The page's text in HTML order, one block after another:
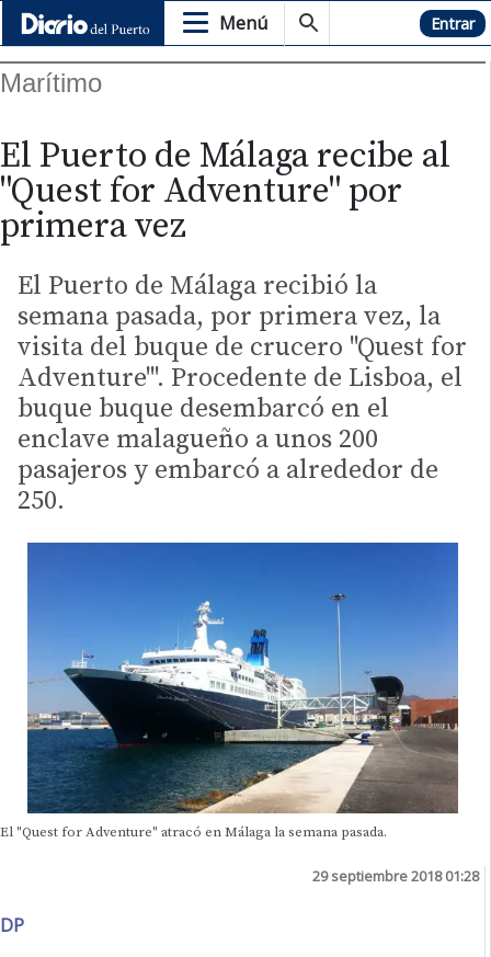
Menú Hemeroteca Entrar
Marítimo
El Puerto de Málaga recibe al
"Quest for Adventure" por
primera vez
El Puerto de Málaga recibió la
semana pasada, por primera vez, la
visita del buque de crucero "Quest for
Adventure'". Procedente de Lisboa, el
buque buque desembarcó en el
enclave malagueño a unos 200
pasajeros y embarcó a alrededor de
250.
El "Quest for Adventure" atracó en Málaga la semana pasada.
29 septiembre 2018 01:28
DP